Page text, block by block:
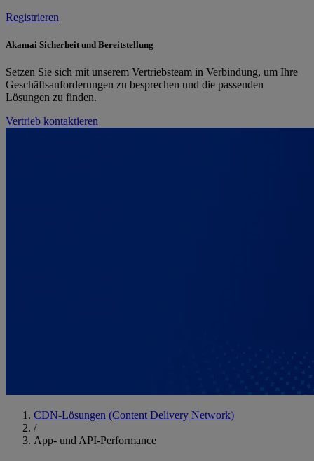
Registrieren
Akamai Sicherheit und Bereitstellung
Setzen Sie sich mit unserem Vertriebsteam in Verbindung, um Ihre
Geschäftsanforderungen zu besprechen und die passenden
Lösungen zu finden.
Vertrieb kontaktieren
CDN-Lösungen (Content Delivery Network)
/
App- und API-Performance